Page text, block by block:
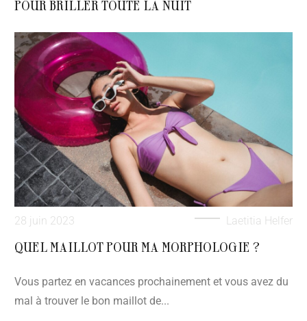
POUR BRILLER TOUTE LA NUIT
28 juin 2023 Laetitia Helfer
QUEL MAILLOT POUR MA MORPHOLOGIE ?
Vous partez en vacances prochainement et vous avez du
mal à trouver le bon maillot de...